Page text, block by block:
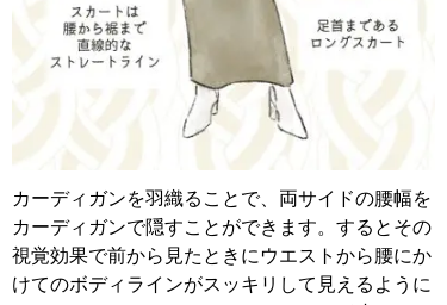
カーディガンを羽織ることで、両サイドの腰幅を
カーディガンで隠すことができます。するとその
視覚効果で前から見たときにウエストから腰にか
けてのボディラインがスッキリして見えるように